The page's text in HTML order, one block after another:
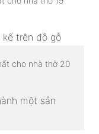
trên đồ gỗ
một sản